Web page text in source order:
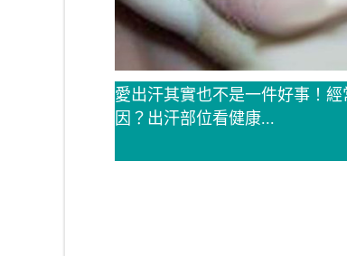
愛出汗其實也不是一件好事！
因？出汗部位看健康...